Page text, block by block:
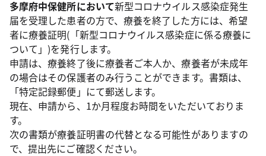
多摩府中保健所において新型コロナウイルス感染症発生
届を受理した患者の方で、療養を終了した方には、希望
者に療養証明(「新型コロナウイルス感染症に係る療養に
ついて」)を発行します。
申請は、療養終了後に療養者ご本人か、療養者が未成年
の場合はその保護者のみ行うことができます。書類は、
「特定記録郵便」にて郵送します。
現在、申請から、1か月程度お時間をいただいておりま
す。
次の書類が療養証明書の代替となる可能性がありますの
で、提出先にご確認ください。